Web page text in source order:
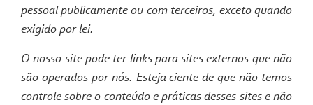
pessoal publicamente ou com terceiros, exceto quando
exigido por lei.
O nosso site pode ter links para sites externos que não
são operados por nós. Esteja ciente de que não temos
controle sobre o conteúdo e práticas desses sites e não